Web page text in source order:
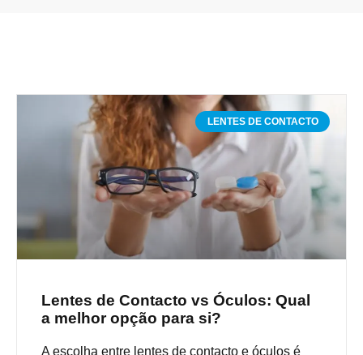
LENTES DE CONTACTO
Lentes de Contacto vs Óculos: Qual
a melhor opção para si?
A escolha entre lentes de contacto e óculos é